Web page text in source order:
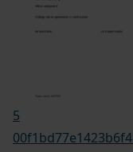
5